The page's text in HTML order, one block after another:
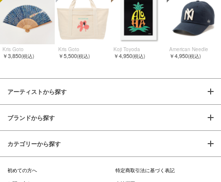
Kris Goto
￥3,850(税込)
Kris Goto
￥5,500(税込)
Koji Toyoda
￥4,950(税込)
American Needle
￥4,950(税込)
アーティストから探す
ブランドから探す
カテゴリーから探す
初めての方へ
特定商取引法に基づく表記